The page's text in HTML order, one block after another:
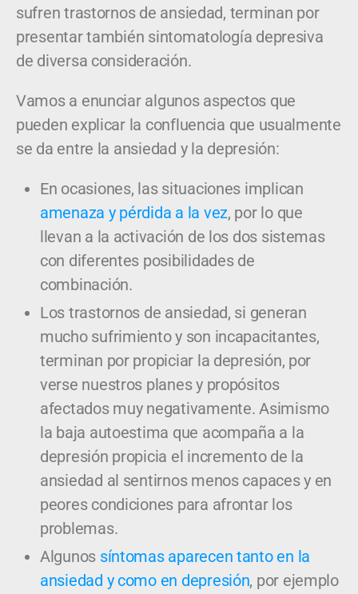
sufren trastornos de ansiedad, terminan por
presentar también sintomatología depresiva
de diversa consideración.
Vamos a enunciar algunos aspectos que
pueden explicar la confluencia que usualmente
se da entre la ansiedad y la depresión:
En ocasiones, las situaciones implican
amenaza y pérdida a la vez, por lo que
llevan a la activación de los dos sistemas
con diferentes posibilidades de
combinación.
Los trastornos de ansiedad, si generan
mucho sufrimiento y son incapacitantes,
terminan por propiciar la depresión, por
verse nuestros planes y propósitos
afectados muy negativamente. Asimismo
la baja autoestima que acompaña a la
depresión propicia el incremento de la
ansiedad al sentirnos menos capaces y en
peores condiciones para afrontar los
problemas.
Algunos síntomas aparecen tanto en la
ansiedad y como en depresión, por ejemplo